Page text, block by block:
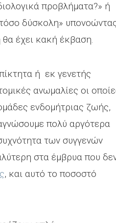
προβλήματα?» ή
δύσκολη»
έχει κακή έκβαση.
ή εκ γενετής
ανωμαλίες οι
ενδομήτριας ζωής,
πολύ αργότερα
των συγγενών
στα έμβρυα που
, και αυτό το ποσοστό